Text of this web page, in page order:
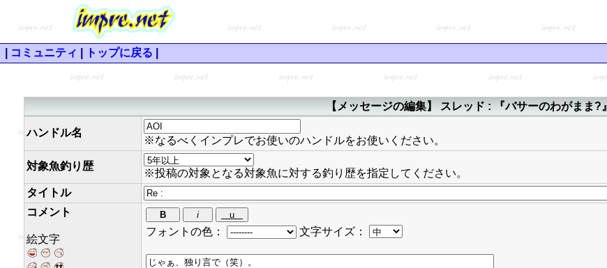
コミュニティ トップに戻る
【メッセージの編集】 スレッド : 『バサーのわがまま?』
ハンドル名
※なるべくインプレでお使いのハンドルをお使いください。
対象魚釣り歴
※投稿の対象となる対象魚に対する釣り歴を指定してください。
タイトル
コメント
絵文字
フォントの色： 文字サイズ：